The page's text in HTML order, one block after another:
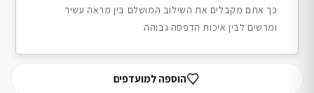
כך אתם מקבלים את השילוב המושלם בין מראה עשיר
ומרשים לבין איכות הדפסה גבוהה.
הוספה למועדפים